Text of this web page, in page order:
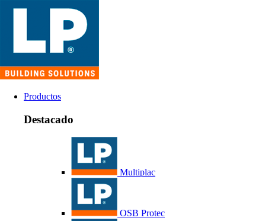
Productos
Destacado
Multiplac
OSB Protec